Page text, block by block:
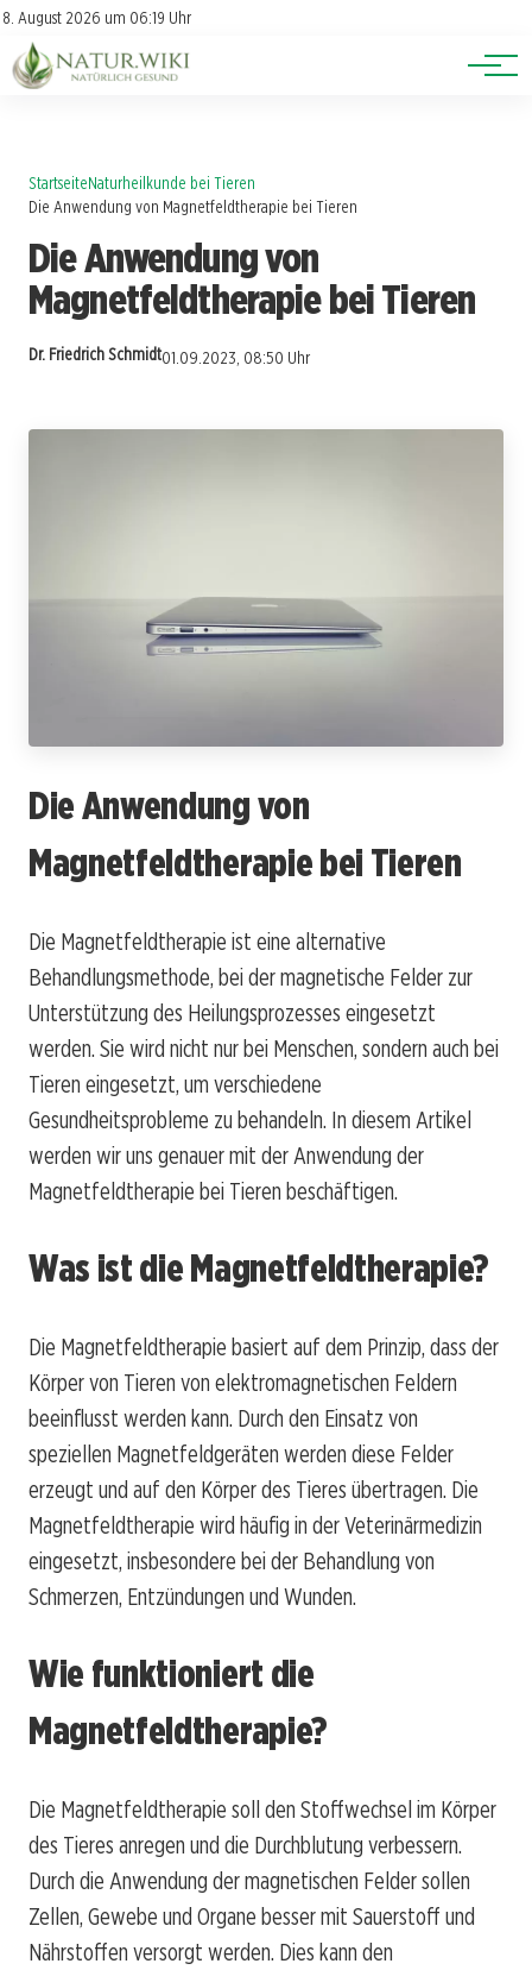
8. August 2026 um 06:19 Uhr
Account
Newsletter
Lexikon
Themen
StartseiteNaturheilkunde bei Tieren
Die Anwendung von Magnetfeldtherapie bei Tieren
Die Anwendung von
Magnetfeldtherapie bei Tieren
Dr. Friedrich Schmidt01.09.2023, 08:50 Uhr
Die Anwendung von
Magnetfeldtherapie bei Tieren
Die Magnetfeldtherapie ist eine alternative
Behandlungsmethode, bei der magnetische Felder zur
Unterstützung des Heilungsprozesses eingesetzt
werden. Sie wird nicht nur bei Menschen, sondern auch bei
Tieren eingesetzt, um verschiedene
Gesundheitsprobleme zu behandeln. In diesem Artikel
werden wir uns genauer mit der Anwendung der
Magnetfeldtherapie bei Tieren beschäftigen.
Was ist die Magnetfeldtherapie?
Die Magnetfeldtherapie basiert auf dem Prinzip, dass der
Körper von Tieren von elektromagnetischen Feldern
beeinflusst werden kann. Durch den Einsatz von
speziellen Magnetfeldgeräten werden diese Felder
erzeugt und auf den Körper des Tieres übertragen. Die
Magnetfeldtherapie wird häufig in der Veterinärmedizin
eingesetzt, insbesondere bei der Behandlung von
Schmerzen, Entzündungen und Wunden.
Wie funktioniert die
Magnetfeldtherapie?
Die Magnetfeldtherapie soll den Stoffwechsel im Körper
des Tieres anregen und die Durchblutung verbessern.
Durch die Anwendung der magnetischen Felder sollen
Zellen, Gewebe und Organe besser mit Sauerstoff und
Nährstoffen versorgt werden. Dies kann den